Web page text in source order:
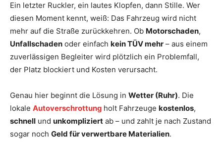
Ein letzter Ruckler, ein lautes Klopfen, dann Stille. Wer
diesen Moment kennt, weiß: Das Fahrzeug wird nicht
mehr auf die Straße zurückkehren. Ob Motorschaden,
Unfallschaden oder einfach kein TÜV mehr – aus einem
zuverlässigen Begleiter wird plötzlich ein Problemfall,
der Platz blockiert und Kosten verursacht.
Genau hier beginnt die Lösung in Wetter (Ruhr). Die
lokale Autoverschrottung holt Fahrzeuge kostenlos,
schnell und unkompliziert ab – und zahlt je nach Zustand
sogar noch Geld für verwertbare Materialien.